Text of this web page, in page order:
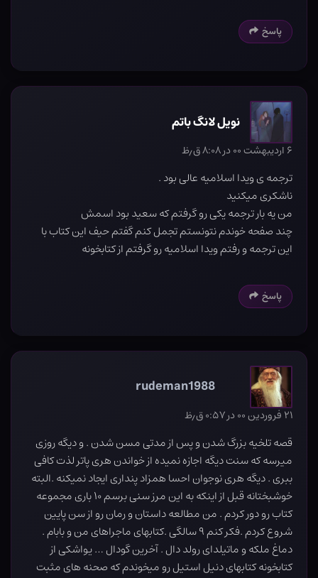
پاسخ
نویل لانگ باتم
۶ اردیبهشت ۰۰ در ۸:۰۸ ق٫ظ
ترجمه ی ویدا اسلامیه عالی بود .
ناشکری میکنید
من یه بار ترجمه یکی رو گرفتم که سعید بود اسمش
چند صفحه خوندم نتونستم تجمل کنم گفتم حیف این کتاب با
این ترجمه و رفتم ویدا اسلامیه رو گرفتم از کتابخونه
پاسخ
rudeman1988
۲۱ فروردین ۰۰ در ۰:۵۷ ق٫ظ
قصه تلخیه بزرگ شدن و پس از مدتی مسن شدن . و دیگه روزی
میرسه که سنت دیگه اجازه نمیده از خواندن هری پاتر لذت کافی
ببری . دیگه هری نوجوان احسا همزاد پنداری ایجاد نمیکنه .البته
خوشبختانه قبل از اینکه به این مرز سنی برسم ۱۰ باری مجموعه
کتاب رو دور کردم . من مطالعه داستان و رمان رو از سن پایین
شروع کردم .فکر کنم ۹ سالگی .کتابهای ماجراهای من و بابام .
دماغ ملکه و ماتیلدای رولد دال . آخرین گودال … یواشکی از
کتابخونه کتابهای دنیل استیل رو میخوندم که صحنه های مثبت